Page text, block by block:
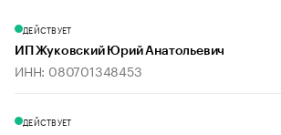
ДЕЙСТВУЕТ
ИП Жуковский Юрий Анатольевич
ИНН: 080701348453
ДЕЙСТВУЕТ